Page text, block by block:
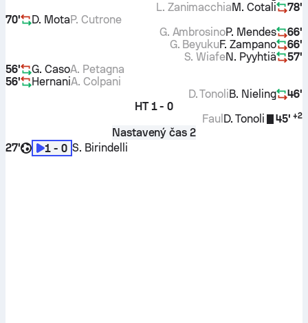
78'
M. Cotali
L. Zanimacchia
70'
D. MotaP. Cutrone
66'
P. Mendes
G. Ambrosino
66'
F. Zampano
G. Beyuku
57'
N. Pyyhtiä
S. Wiafe
56'
G. CasoA. Petagna
56'
HernaniA. Colpani
46'
B. Nieling
D. Tonoli
HT 1 - 0
45' +2
D. Tonoli
Faul
Nastavený čas 2
27'
1 - 0 S. Birindelli